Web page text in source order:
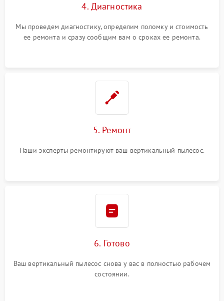
4. Диагностика
Мы проведем диагностику, определим поломку и стоимость
ее ремонта и сразу сообщим вам о сроках ее ремонта.
5. Ремонт
Наши эксперты ремонтируют ваш вертикальный пылесос.
6. Готово
Ваш вертикальный пылесос снова у вас в полностью рабочем
состоянии.